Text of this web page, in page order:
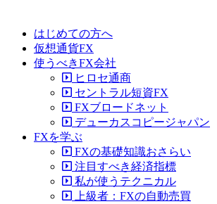
はじめての方へ
仮想通貨FX
使うべきFX会社
ヒロセ通商
セントラル短資FX
FXブロードネット
デューカスコピージャパン
FXを学ぶ
FXの基礎知識おさらい
注目すべき経済指標
私が使うテクニカル
上級者：FXの自動売買